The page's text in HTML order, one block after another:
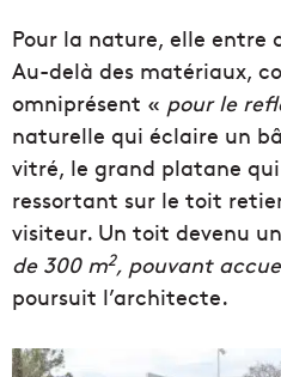
Pour la nature, elle entre
Au-delà des matériaux,
omniprésent « pour le
naturelle qui éclaire un
vitré, le grand platane
ressortant sur le toit
visiteur. Un toit devenu
de 300 m2, pouvant
poursuit l’architecte.